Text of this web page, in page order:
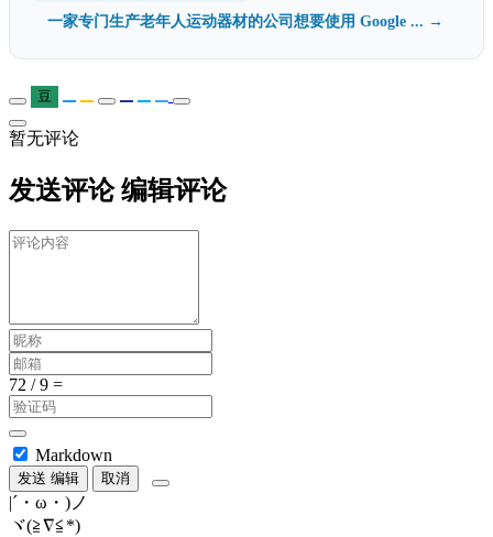
一家专门生产老年人运动器材的公司想要使用 Google ... →
豆
暂无评论
发送评论 编辑评论
Markdown
发送 编辑 取消
|´・ω・)ノ
ヾ(≧∇≦*)ゝ